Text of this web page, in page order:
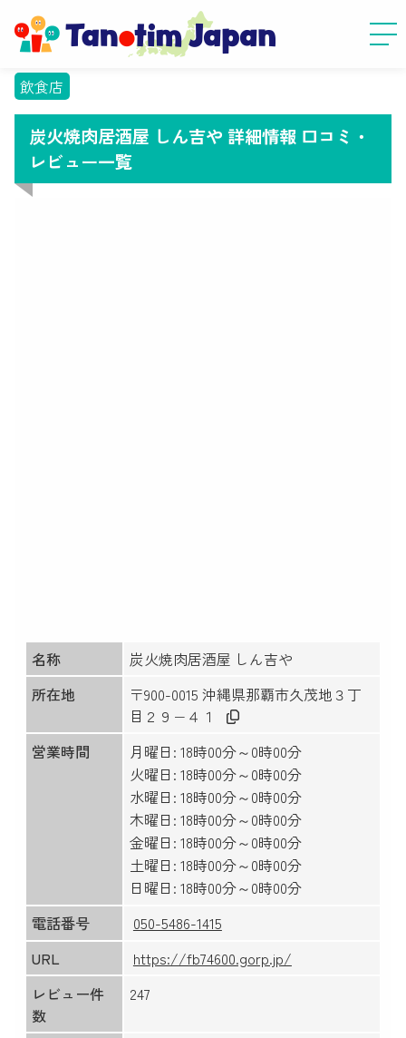
飲食店
炭火焼肉居酒屋 しん吉や 詳細情報 口コミ・
レビュー一覧
名称
炭火焼肉居酒屋 しん吉や
所在地
〒900-0015 沖縄県那覇市久茂地３丁
目２９−４１
営業時間
月曜日: 18時00分～0時00分
火曜日: 18時00分～0時00分
水曜日: 18時00分～0時00分
木曜日: 18時00分～0時00分
金曜日: 18時00分～0時00分
土曜日: 18時00分～0時00分
日曜日: 18時00分～0時00分
電話番号
050-5486-1415
URL
https://fb74600.gorp.jp/
レビュー件
数
247